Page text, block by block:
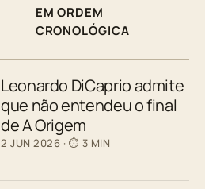
EM ORDEM
CRONOLÓGICA
Leonardo DiCaprio admite
que não entendeu o final
de A Origem
2 JUN 2026 · ⏱ 3 MIN